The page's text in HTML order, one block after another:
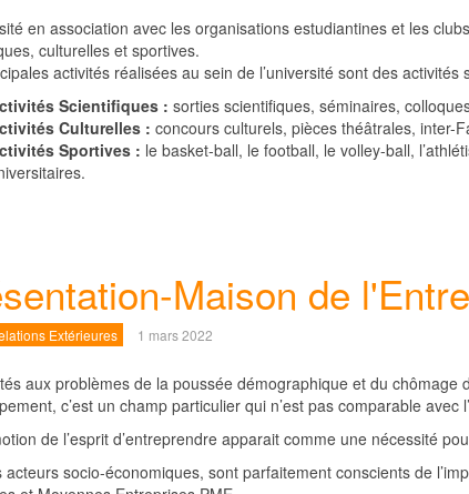
en association avec les organisations estudiantines et les
culturelles et sportives.
activités réalisées au sein de l’université sont des
Scientifiques : sorties scientifiques, séminaires,
Culturelles : concours culturels, pièces théâtrales, inter-
Sportives : le basket-ball, le football, le volley-ball,
Maison de
Extérieures 1 mars 2022
aux problèmes de la poussée démographique et du chômage
c’est un champ particulier qui n’est pas comparable
de l’esprit d’entreprendre apparait comme une nécessité
acteurs socio-économiques, sont parfaitement conscients de